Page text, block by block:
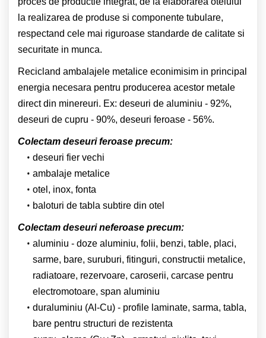
la realizarea de produse si componente tubulare,
respectand cele mai riguroase standarde de calitate si
securitate in munca.
Recicland ambalajele metalice econimisim in principal
energia necesara pentru producerea acestor metale
direct din minereuri. Ex: deseuri de aluminiu - 92%,
deseuri de cupru - 90%, deseuri feroase - 56%.
Colectam deseuri feroase precum:
deseuri fier vechi
ambalaje metalice
otel, inox, fonta
baloturi de tabla subtire din otel
Colectam deseuri neferoase precum:
aluminiu - doze aluminiu, folii, benzi, table, placi,
sarme, bare, suruburi, fitinguri, constructii metalice,
radiatoare, rezervoare, caroserii, carcase pentru
electromotoare, span aluminiu
duraluminiu (Al-Cu) - profile laminate, sarma, tabla,
bare pentru structuri de rezistenta